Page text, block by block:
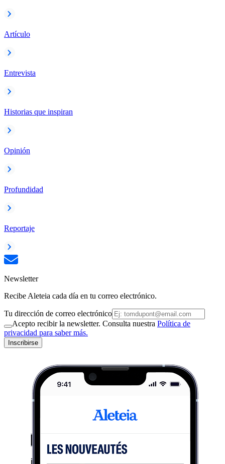
Artículo
Entrevista
Historias que inspiran
Opinión
Profundidad
Reportaje
Newsletter
Recibe Aleteia cada día en tu correo electrónico.
Tu dirección de correo electrónico
Acepto recibir la newsletter. Consulta nuestra Política de
privacidad para saber más.
Inscribirse